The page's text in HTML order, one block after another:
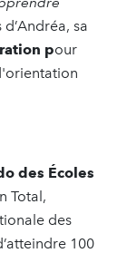
sa
pour
des Écoles
Total,
des
100